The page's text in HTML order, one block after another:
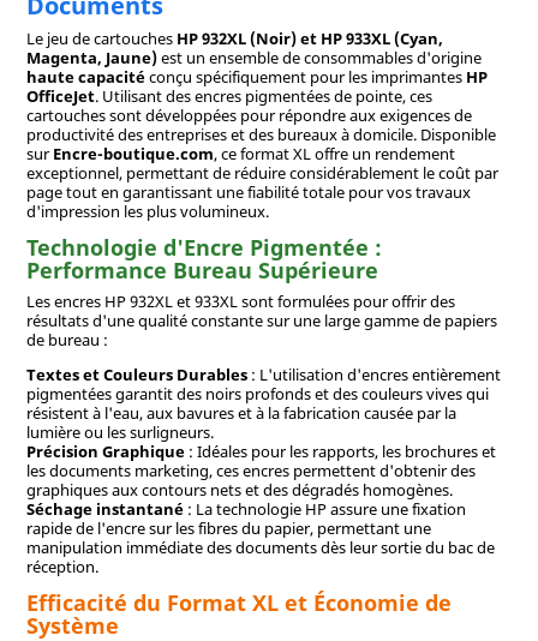
Le jeu de cartouches HP 932XL (Noir) et HP 933XL (Cyan,
Magenta, Jaune)est un ensemble de consommables d'origine
haute capacitéconçu spécifiquement pour les imprimantes HP
OfficeJet. Utilisant des encres pigmentées de pointe, ces
cartouches sont développées pour répondre aux exigences de
productivité des entreprises et des bureaux à domicile. Disponible
surEncre-boutique.com, ce format XL offre un rendement
exceptionnel, permettant de réduire considérablement le coût par
page tout en garantissant une fiabilité totale pour vos travaux
d'impression les plus volumineux.
Technologie d'Encre Pigmentée :
Performance Bureau Supérieure
Les encres HP 932XL et 933XL sont formulées pour offrir des
résultats d'une qualité constante sur une large gamme de papiers
de bureau :
Textes et Couleurs Durables: L'utilisation d'encres entièrement
pigmentées garantit des noirs profonds et des couleurs vives qui
résistent à l'eau, aux bavures et à la fabrication causée par la
lumière ou les surligneurs.
Précision Graphique: Idéales pour les rapports, les brochures et
les documents marketing, ces encres permettent d'obtenir des
graphiques aux contours nets et des dégradés homogènes.
Séchage instantané: La technologie HP assure une fixation
rapide de l'encre sur les fibres du papier, permettant une
manipulation immédiate des documents dès leur sortie du bac de
réception.
Efficacité du Format XL et Économie de
Système